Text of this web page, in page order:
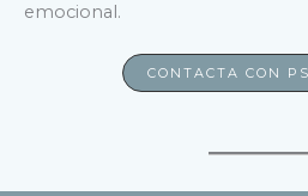
emocional.
CONTACTA CON